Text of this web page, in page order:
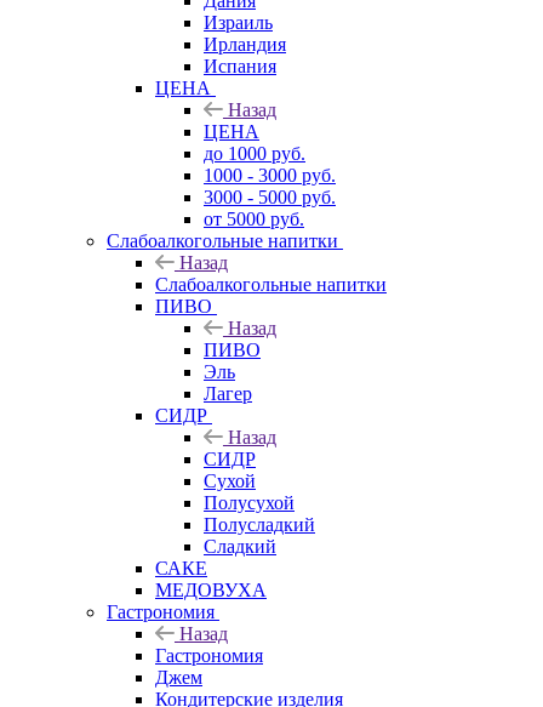
Израиль
Ирландия
Испания
ЦЕНА
Назад
ЦЕНА
до 1000 руб.
1000 - 3000 руб.
3000 - 5000 руб.
от 5000 руб.
Слабоалкогольные напитки
Назад
Слабоалкогольные напитки
ПИВО
Назад
ПИВО
Эль
Лагер
СИДР
Назад
СИДР
Сухой
Полусухой
Полусладкий
Сладкий
САКЕ
МЕДОВУХА
Гастрономия
Назад
Гастрономия
Джем
Кондитерские изделия